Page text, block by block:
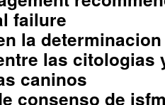
failure
la
las citologias
caninos
consenso de